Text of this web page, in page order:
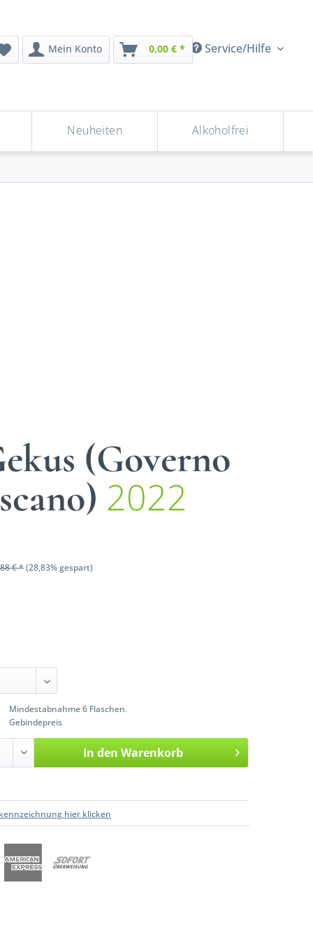
Service/Hilfe
Mein Konto 0,00 € *
Neuheiten Alkoholfrei
(Governo
2022
€ *(28,83% gespart)
Mindestabnahme 6 Flaschen.
Gebindepreis
In den Warenkorb
hier klicken